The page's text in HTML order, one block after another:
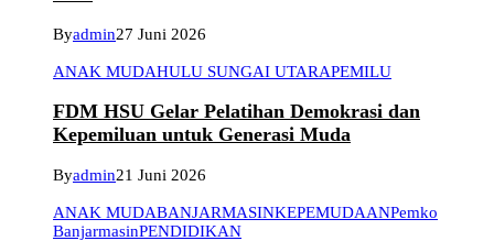
Byadmin27 Juni 2026
ANAK MUDAHULU SUNGAI UTARAPEMILU
FDM HSU Gelar Pelatihan Demokrasi dan
Kepemiluan untuk Generasi Muda
Byadmin21 Juni 2026
ANAK MUDABANJARMASINKEPEMUDAANPemko
BanjarmasinPENDIDIKAN